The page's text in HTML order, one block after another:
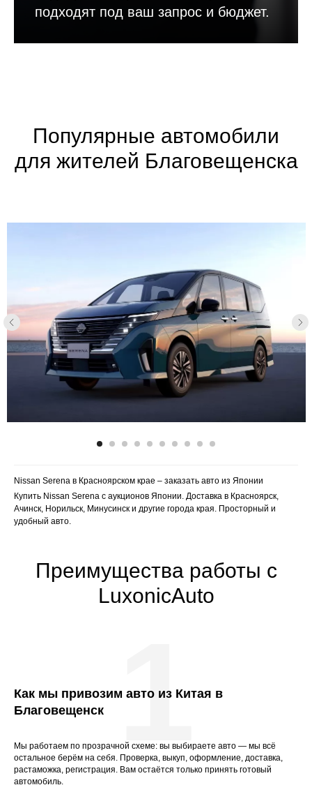
подходят под ваш запрос и бюджет.
Популярные автомобили
для жителей Благовещенска
Nissan Serena в Красноярском крае – заказать авто из Японии
Купить Nissan Serena с аукционов Японии. Доставка в Красноярск,
Ачинск, Норильск, Минусинск и другие города края. Просторный и
удобный авто.
Преимущества работы с
LuxonicAuto
Как мы привозим авто из Китая в
Благовещенск
Мы работаем по прозрачной схеме: вы выбираете авто — мы всё
остальное берём на себя. Проверка, выкуп, оформление, доставка,
растаможка, регистрация. Вам остаётся только принять готовый
автомобиль.
1